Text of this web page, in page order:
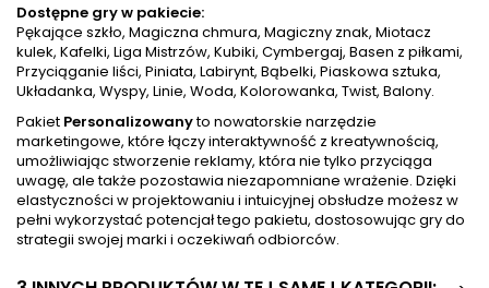
Dostępne gry w pakiecie:
Pękające szkło, Magiczna chmura, Magiczny znak, Miotacz
kulek, Kafelki, Liga Mistrzów, Kubiki, Cymbergaj, Basen z piłkami,
Przyciąganie liści, Piniata, Labirynt, Bąbelki, Piaskowa sztuka,
Układanka, Wyspy, Linie, Woda, Kolorowanka, Twist, Balony.
Pakiet Personalizowanyto nowatorskie narzędzie
marketingowe, które łączy interaktywność z kreatywnością,
umożliwiając stworzenie reklamy, która nie tylko przyciąga
uwagę, ale także pozostawia niezapomniane wrażenie. Dzięki
elastyczności w projektowaniu i intuicyjnej obsłudze możesz w
pełni wykorzystać potencjał tego pakietu, dostosowując gry do
strategii swojej marki i oczekiwań odbiorców.